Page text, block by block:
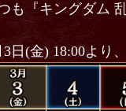
も『キングダム
3日(金) 18:00より